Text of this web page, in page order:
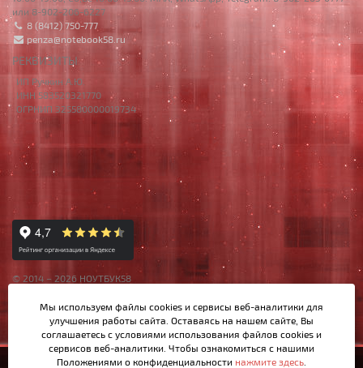
5 300р. Купить
или 8-902-206-6227
8 (8412) 750-777
penza@notebook58.ru
РЕКВИЗИТЫ
ИП Ручкин А.Ю.
ИНН 583520321770
ОГРНИП 325580000019734
© 2014 – 2026 НОУТБУК58
материалы и цены на сайте не являются публичной офертой,
определяемой Ст.437 ГК РФ.
Мы используем файлы cookies и сервисы веб-аналитики для
улучшения работы сайта. Оставаясь на нашем сайте, Вы
соглашаетесь с условиями использования файлов cookies и
сервисов веб-аналитики. Чтобы ознакомиться с нашими
Положениями о конфиденциальности нажмите здесь